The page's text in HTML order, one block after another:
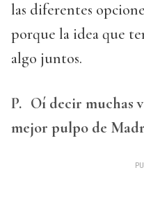
las diferentes
porque la idea que
algo juntos.
P. Oí decir muchas
mejor pulpo de